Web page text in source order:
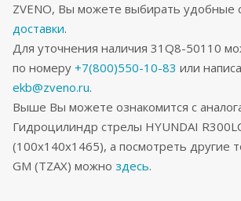
ZVENO, Вы можете выбирать удобные
доставки.
Для уточнения наличия 31Q8-50110
по номеру +7(800)550-10-83 или
ekb@zveno.ru.
Выше Вы можете ознакомится с
Гидроцилиндр стрелы HYUNDAI
(100x140x1465), а посмотреть другие
GM (TZAX) можно здесь.